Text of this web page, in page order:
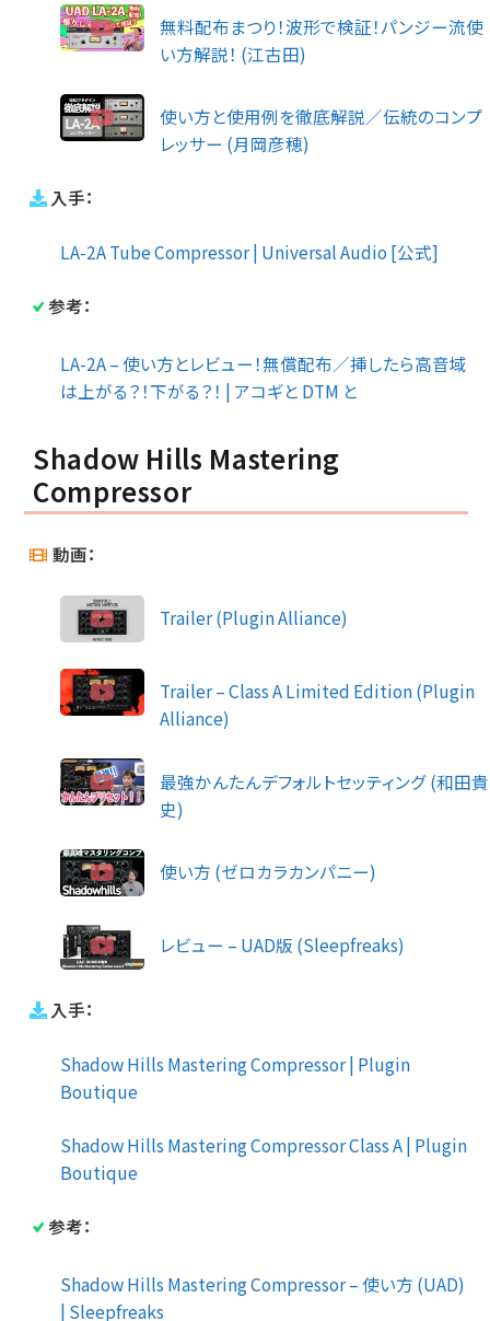
無料配布まつり！波形で検証！パンジー流使
い方解説！ (江古田)
使い方と使用例を徹底解説／伝統のコンプ
レッサー (月岡彦穂)
入手：
LA-2A Tube Compressor | Universal Audio [公式]
参考：
LA-2A – 使い方とレビュー！無償配布／挿したら高音域
は上がる？！下がる？！ | アコギと DTM と
Shadow Hills Mastering
Compressor
動画：
Trailer (Plugin Alliance)
Trailer – Class A Limited Edition (Plugin
Alliance)
最強かんたんデフォルトセッティング (和田貴
史)
使い方 (ゼロカラカンパニー)
レビュー – UAD版 (Sleepfreaks)
入手：
Shadow Hills Mastering Compressor | Plugin
Boutique
Shadow Hills Mastering Compressor Class A | Plugin
Boutique
参考：
Shadow Hills Mastering Compressor – 使い方 (UAD)
| Sleepfreaks